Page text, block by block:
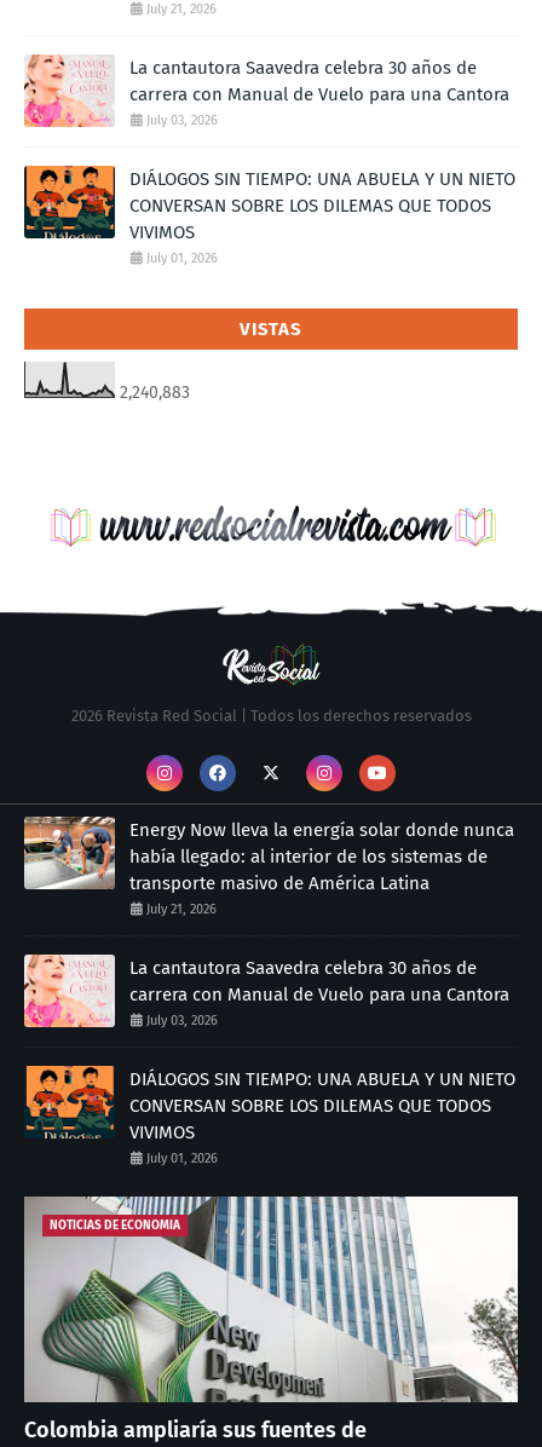
July 21, 2026
La cantautora Saavedra celebra 30 años de
carrera con Manual de Vuelo para una Cantora
July 03, 2026
DIÁLOGOS SIN TIEMPO: UNA ABUELA Y UN NIETO
CONVERSAN SOBRE LOS DILEMAS QUE TODOS
VIVIMOS
July 01, 2026
VISTAS
2,240,883
2026 Revista Red Social | Todos los derechos reservados
Energy Now lleva la energía solar donde nunca
había llegado: al interior de los sistemas de
transporte masivo de América Latina
July 21, 2026
La cantautora Saavedra celebra 30 años de
carrera con Manual de Vuelo para una Cantora
July 03, 2026
DIÁLOGOS SIN TIEMPO: UNA ABUELA Y UN NIETO
CONVERSAN SOBRE LOS DILEMAS QUE TODOS
VIVIMOS
July 01, 2026
NOTICIAS DE ECONOMIA
Colombia ampliaría sus fuentes de